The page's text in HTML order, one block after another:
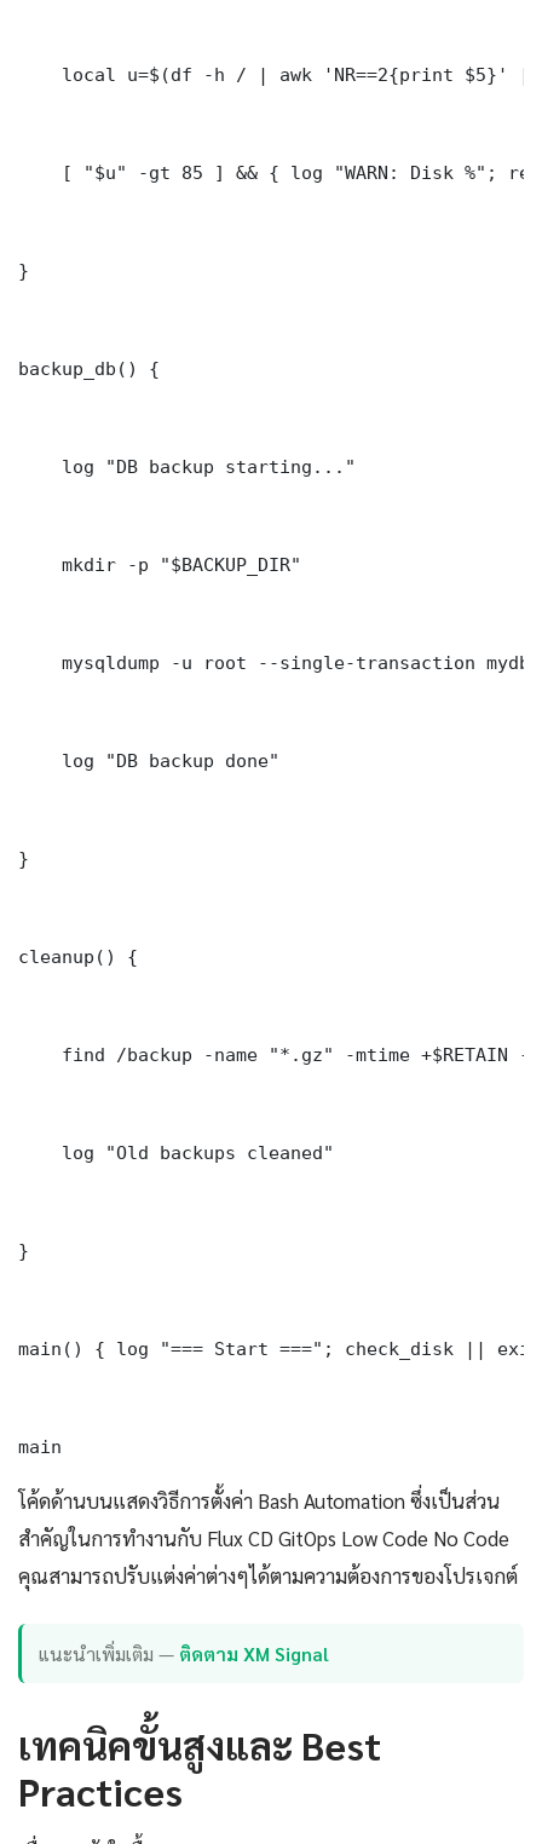
local u=$(df -h / | awk 'NR==2{print $5}' |
[ "$u" -gt 85 ] && { log "WARN: Disk %";
}
backup_db() {
    log "DB backup starting..."
    mkdir -p "$BACKUP_DIR"
mysqldump -u root --single-transaction
    log "DB backup done"
}
cleanup() {
find /backup -name "*.gz" -mtime +$RETAIN -
    log "Old backups cleaned"
}
main() { log "=== Start ==="; check_disk || exit
main
โค้ดด้านบนแสดงวิธีการตั้งค่า Bash Automation ซึ่งเป็นส่วน
สำคัญในการทำงานกับ Flux CD GitOps Low Code No Code
คุณสามารถปรับแต่งค่าต่างๆได้ตามความต้องการของโปรเจกต์
แนะนำเพิ่มเติม — ติดตาม XM Signal
เทคนิคขั้นสูงและ Best
Practices